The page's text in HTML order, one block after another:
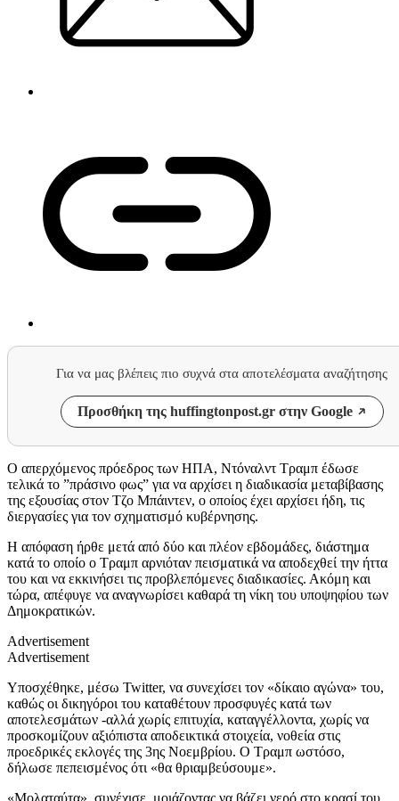
Για να μας βλέπεις πιο συχνά στα αποτελέσματα αναζήτησης
Προσθήκη της huffingtonpost.gr στην Google
Ο απερχόμενος πρόεδρος των ΗΠΑ, Ντόναλντ Τραμπ έδωσε
τελικά το ”πράσινο φως” για να αρχίσει η διαδικασία μεταβίβασης
της εξουσίας στον Τζο Μπάιντεν, ο οποίος έχει αρχίσει ήδη, τις
διεργασίες για τον σχηματισμό κυβέρνησης.
Η απόφαση ήρθε μετά από δύο και πλέον εβδομάδες, διάστημα
κατά το οποίο ο Τραμπ αρνιόταν πεισματικά να αποδεχθεί την ήττα
του και να εκκινήσει τις προβλεπόμενες διαδικασίες. Ακόμη και
τώρα, απέφυγε να αναγνωρίσει καθαρά τη νίκη του υποψηφίου των
Δημοκρατικών.
Advertisement
Advertisement
Υποσχέθηκε, μέσω Twitter, να συνεχίσει τον «δίκαιο αγώνα» του,
καθώς οι δικηγόροι του καταθέτουν προσφυγές κατά των
αποτελεσμάτων -αλλά χωρίς επιτυχία, καταγγέλλοντα, χωρίς να
προσκομίζουν αξιόπιστα αποδεικτικά στοιχεία, νοθεία στις
προεδρικές εκλογές της 3ης Νοεμβρίου. Ο Τραμπ ωστόσο,
δήλωσε πεπεισμένος ότι «θα θριαμβεύσουμε».
«Μολαταύτα», συνέχισε, μοιάζοντας να βάζει νερό στο κρασί του,